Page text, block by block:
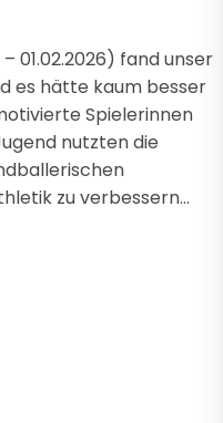
01.02.2026) fand unser
es hätte kaum besser
Spielerinnen
nutzten die
zu verbessern…